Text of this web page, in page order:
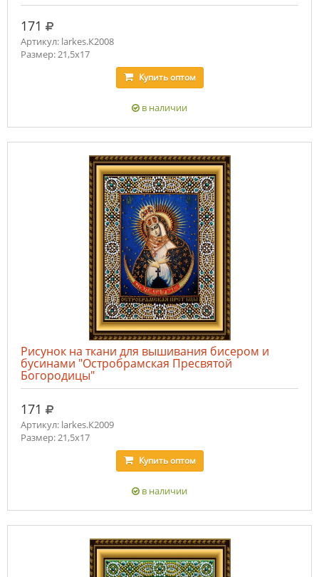
171 руб.
Артикул: larkes.К2008
Размер: 21,5х17
Купитьоптом
в наличии
Рисунок на ткани для вышивания бисером и
бусинами "Остробрамская Пресвятой
Богородицы"
171 руб.
Артикул: larkes.К2009
Размер: 21,5х17
Купитьоптом
в наличии